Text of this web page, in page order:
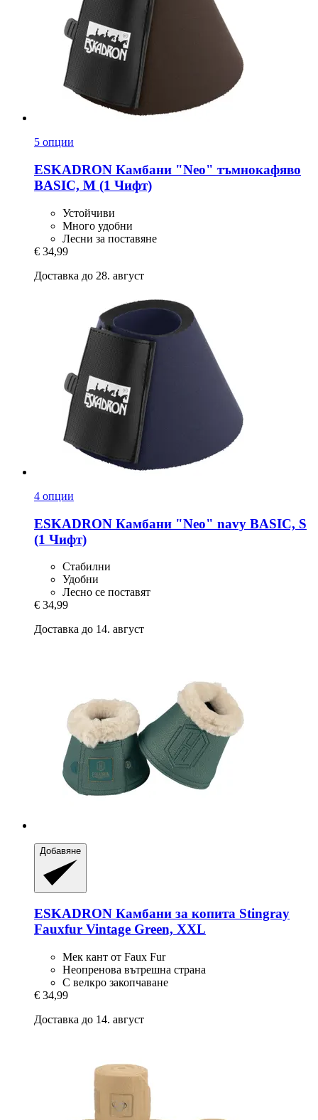
5 опции
ESKADRON Камбани "Neo" тъмнокафяво
BASIC, M (1 Чифт)
Устойчиви
Много удобни
Лесни за поставяне
€ 34,99
Доставка до 28. август
4 опции
ESKADRON Камбани "Neo" navy BASIC, S
(1 Чифт)
Стабилни
Удобни
Лесно се поставят
€ 34,99
Доставка до 14. август
Добавяне
ESKADRON Камбани за копита Stingray
Fauxfur Vintage Green, XXL
Мек кант от Faux Fur
Неопренова вътрешна страна
С велкро закопчаване
€ 34,99
Доставка до 14. август